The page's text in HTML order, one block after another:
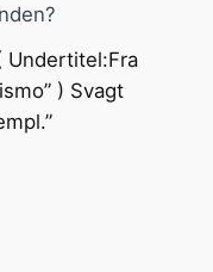
Undertitel:Fra
) Svagt